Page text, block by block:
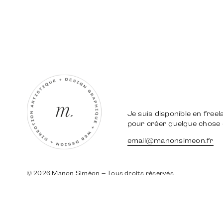
Je suis disponible en
pour créer quelque chose
email@manonsimeon.fr
©2026 Manon Siméon – Tous droits réservés